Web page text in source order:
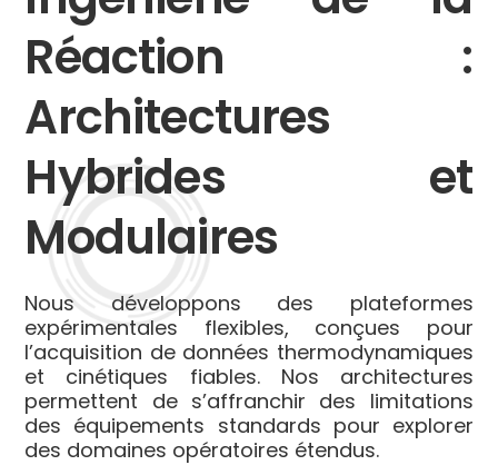
Réaction :
Architectures
Hybrides et
Modulaires
Nous développons des plateformes
expérimentales flexibles, conçues pour
l’acquisition de données thermodynamiques
et cinétiques fiables. Nos architectures
permettent de s’affranchir des limitations
des équipements standards pour explorer
des domaines opératoires étendus.